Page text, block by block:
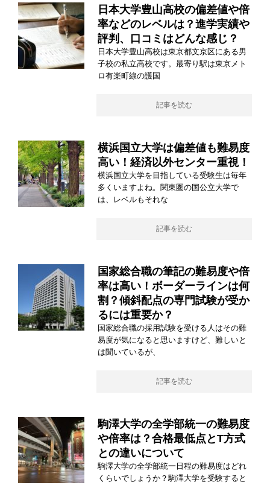
日本大学豊山高校の偏差値や倍
率などのレベルは？進学実績や
評判、口コミはどんな感じ？
日本大学豊山高校は東京都文京区にある男
子校の私立高校です。最寄り駅は東京メト
ロ有楽町線の護国
記事を読む
横浜国立大学は偏差値も難易度
高い！経済以外センター重視！
横浜国立大学を目指している受験生は毎年
多くいますよね。関東圏の国公立大学で
は、レベルもそれな
記事を読む
国家総合職の筆記の難易度や倍
率は高い！ボーダーラインは何
割？傾斜配点の専門試験が受か
るには重要か？
国家総合職の採用試験を受ける人はその難
易度が気になると思いますけど、難しいと
は聞いているが、
記事を読む
駒澤大学の全学部統一の難易度
や倍率は？合格最低点とT方式
との違いについて
駒澤大学の全学部統一日程の難易度はどれ
くらいでしょうか？駒澤大学を受験すると